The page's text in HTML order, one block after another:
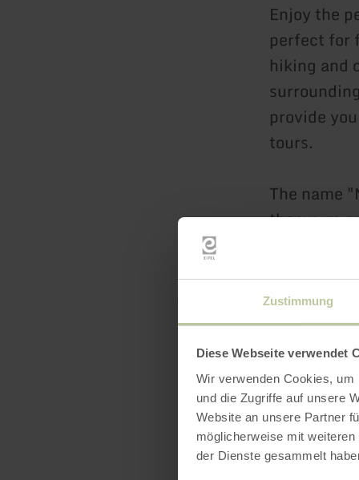
Zustimmung
Diese Webseite verwendet
Wir verwenden Cookies,
und die Zugriffe auf unsere
Website an unsere Partner
möglicherweise mit
der Dienste gesammelt
Enjoy the
perfect for
hiking and
provide
tours.
The name
the warm
Ideal
A wide
Visit us
every time!
learn